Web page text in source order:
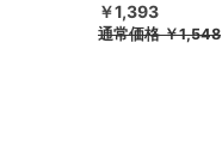
￥1,393
通常価格￥1,548